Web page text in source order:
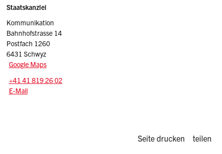
Sidebar
Adresse
Staatskanzlei
Kommunikation
Bahnhofstrasse 14
Postfach 1260
6431 Schwyz
Google Maps
Tel.:
+41 41 819 26 02
E-Mail: info
E-Mail
Diese Seite
Seite drucken teilen